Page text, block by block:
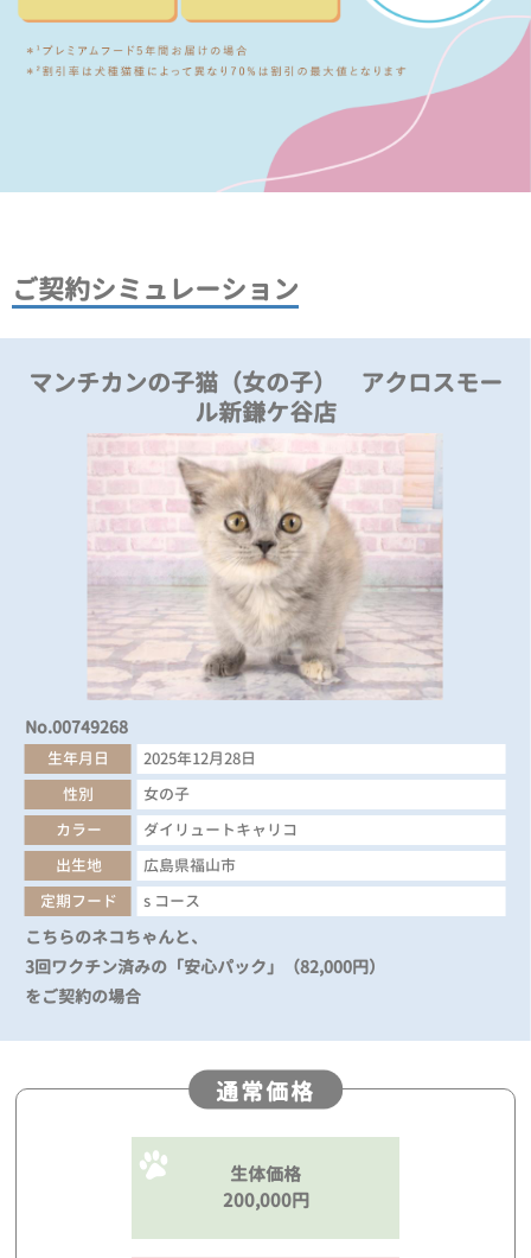
ご契約シミュレーション
マンチカンの子猫（女の子） アクロスモー
ル新鎌ケ谷店
No.00749268
生年月日
2025年12月28日
性別
女の子
カラー
ダイリュートキャリコ
出生地
広島県福山市
定期フード
s コース
こちらのネコちゃんと、
3回ワクチン済みの「安心パック」（82,000円）
をご契約の場合
通常価格
生体価格
200,000円